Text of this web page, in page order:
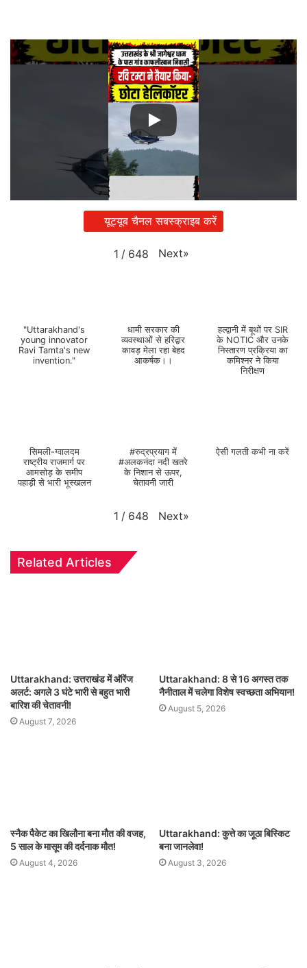
यूट्यूब चैनल सबस्क्राइब करें
1 / 648 Next»
"Uttarakhand's
young innovator
Ravi Tamta's new
invention."
धामी सरकार की
व्यवस्थाओं से हरिद्वार
कावड़ मेला रहा बेहद
आकर्षक।।
हल्द्वानी में बूथों पर SIR
के NOTIC और उनके
निस्तारण प्रक्रिया का
कमिश्नर ने किया
निरीक्षण
सिमली-ग्वालदम
राष्ट्रीय राजमार्ग पर
आमसोड़ के समीप
पहाड़ी से भारी भूस्खलन
#रुद्रप्रयाग में
#अलकनंदा नदी खतरे
के निशान से ऊपर,
चेतावनी जारी
ऐसी गलती कभी ना करें
1 / 648 Next»
Related Articles
Uttarakhand: उत्तराखंड में ऑरेंज
अलर्ट: अगले 3 घंटे भारी से बहुत भारी
बारिश की चेतावनी!
August 7, 2026
Uttarakhand: 8 से 16 अगस्त तक
नैनीताल में चलेगा विशेष स्वच्छता अभियान!
August 5, 2026
स्नैक पैकेट का खिलौना बना मौत की वजह,
5 साल के मासूम की दर्दनाक मौत!
August 4, 2026
Uttarakhand: कुत्ते का जूठा बिस्किट
बना जानलेवा!
August 3, 2026